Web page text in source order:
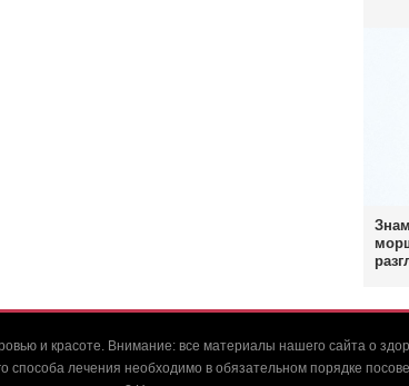
и красоте. Внимание: все материалы нашего сайта о
лечения необходимо в обязательном порядке